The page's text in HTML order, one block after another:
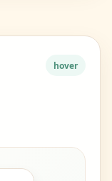
hover